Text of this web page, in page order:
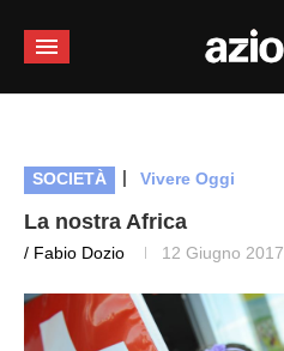
SOCIETÀ | Vivere Oggi
La nostra Africa
/ Fabio Dozio 12 Giugno 2017